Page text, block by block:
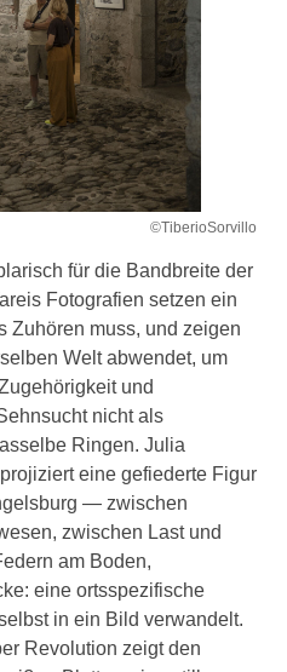
©TiberioSorvillo
für die Bandbreite der
Fotografien setzen ein
Zuhören muss, und zeigen
Welt abwendet, um
und
nicht als
Ringen. Julia
eine gefiederte Figur
— zwischen
zwischen Last und
am Boden,
eine ortsspezifische
in ein Bild verwandelt.
Revolution zeigt den